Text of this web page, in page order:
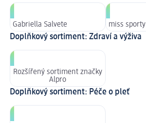
Gabriella Salvete miss sporty
Doplňkový sortiment: Zdraví a výživa
Rozšířený sortiment značky
Alpro
Doplňkový sortiment: Péče o pleť